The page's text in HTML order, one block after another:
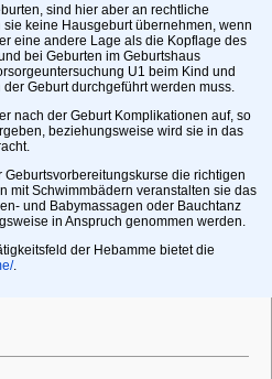
sind hier aber an rechtliche
keine Hausgeburt übernehmen, wenn
eine andere Lage als die Kopflage des
bei Geburten im Geburtshaus
U1 beim Kind und
Geburt durchgeführt werden muss.
nach der Geburt Komplikationen auf, so
beziehungsweise wird sie in das
die richtigen
mit Schwimmbädern veranstalten sie das
und Babymassagen oder Bauchtanz
in Anspruch genommen werden.
der Hebamme bietet die
.